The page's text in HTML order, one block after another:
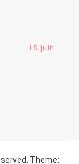
15 juin
Theme: